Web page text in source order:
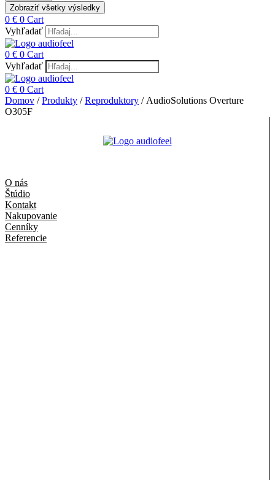
Zobraziť všetky výsledky
0 € 0 Cart
Vyhľadať
0 € 0 Cart
Vyhľadať
0 € 0 Cart
Domov /Produkty /Reproduktory / AudioSolutions Overture
O305F
O nás
Štúdio
Kontakt
Nakupovanie
Cenníky
Referencie